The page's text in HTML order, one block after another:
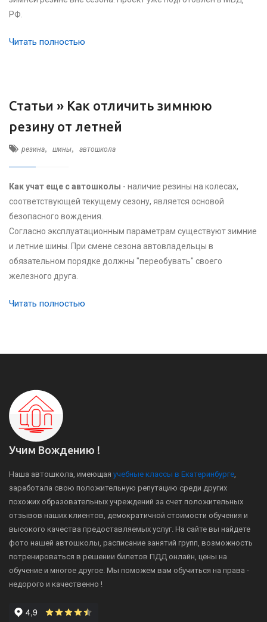
РФ.
Читать полностью
Статьи » Как отличить зимнюю
резину от летней
резина, шины, автошкола
Как учат еще с автошколы - наличие резины на колесах,
соответствующей текущему сезону, является основой
безопасного вождения.
Согласно эксплуатационным параметрам существуют зимние
и летние шины. При смене сезона автовладельцы в
обязательном порядке должны "переобувать" своего
железного друга.
Читать полностью
Учим Вождению !
Наша автошкола, имеющая учебные классы в Екатеринбурге,
заработала свою положительную репутацию среди других
похожих образовательных учреждений за счет положительных
отзывов наших клиентов, демократичной стоимости обучения и
высокого качества предоставляемых услуг. На сайте вы найдете
фото нашей автошколы, расписание занятий групп, возможность
потренироваться в решении билетов ПДД онлайн, цены на
обучение и многое другое. Мы поможем вам обучиться на права -
недорого и качественно !